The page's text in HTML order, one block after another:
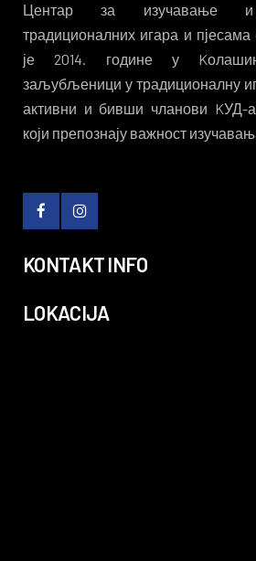
Центар за изучавање и
традиционалних игара и
је 2014. године у
заљубљеници у традиционалну
активни и бивши чланови KУД-
који препознају важност
KONTAKT INFO
LOKACIJA